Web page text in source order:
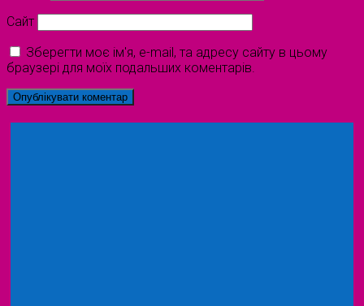
Сайт
Зберегти моє ім'я, e-mail, та адресу сайту в цьому
браузері для моїх подальших коментарів.